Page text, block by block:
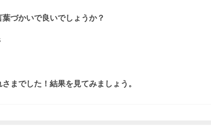
葉づかいで良いでしょうか？
までした！結果を見てみましょう。